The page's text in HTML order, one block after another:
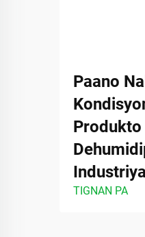
Paano
Produkto
TIGNAN PA